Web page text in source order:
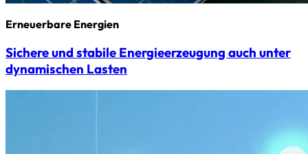
Erneuerbare Energien
Sichere und stabile Energieerzeugung auch unter
dynamischen Lasten